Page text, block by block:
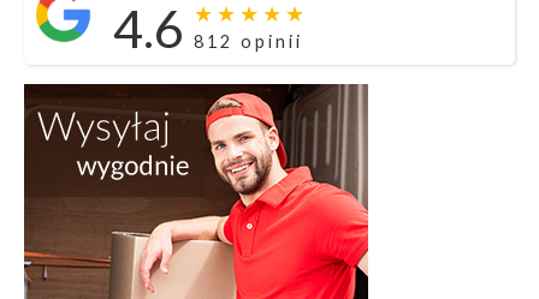
4.6 ★ ★ ★ ★ ★
812 opinii